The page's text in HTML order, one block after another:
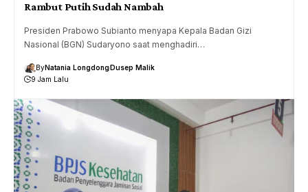
Rambut Putih Sudah Nambah
Presiden Prabowo Subianto menyapa Kepala Badan Gizi
Nasional (BGN) Sudaryono saat menghadiri…
ByNatania LongdongDusep Malik
9 Jam Lalu